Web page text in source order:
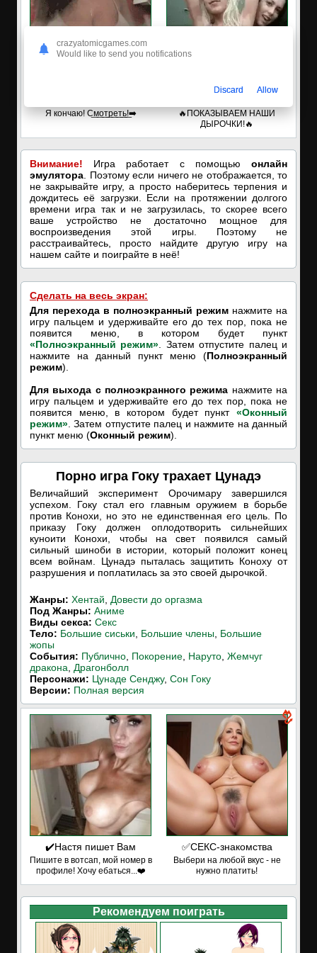
Я кончаю! С͟м͟о͟т͟р͟е͟т͟ь͟!➡️
🔥ПОКАЗЫВАЕМ НАШИ
ДЫРОЧКИ!🔥
Внимание! Игра работает с помощью онлайн
эмулятора . Поэтому если ничего не отображается, то
не закрывайте игру, а просто наберитесь терпения и
дождитесь её загрузки. Если на протяжении долгого
времени игра так и не загрузилась, то скорее всего
ваше устройство не достаточно мощное для
воспроизведения этой игры. Поэтому не
расстраивайтесь, просто найдите другую игру на
нашем сайте и поиграйте в неё!
Сделать на весь экран:
Для перехода в полноэкранный режим нажмите на
игру пальцем и удерживайте его до тех пор, пока не
появится меню, в котором будет пункт
«Полноэкранный режим» . Затем отпустите палец и
нажмите на данный пункт меню (Полноэкранный
режим).
Для выхода с полноэкранного режима нажмите на
игру пальцем и удерживайте его до тех пор, пока не
появится меню, в котором будет пункт «Оконный
режим» . Затем отпустите палец и нажмите на данный
пункт меню (Оконный режим).
Порно игра Гоку трахает Цунадэ
Величайший эксперимент Орочимару завершился
успехом. Гоку стал его главным оружием в борьбе
против Конохи, но это не единственная его цель. По
приказу Гоку должен оплодотворить сильнейших
куноити Конохи, чтобы на свет появился самый
сильный шиноби в истории, который положит конец
всем войнам. Цунадэ пыталась защитить Коноху от
разрушения и поплатилась за это своей дырочкой.
Жанры: Хентай
Довести до оргазма
Под Жанры: Аниме
Виды секса: Секс
Тело: Большие сиськи Большие члены Большие
жопы
События: Публично Покорение Наруто Жемчуг
дракона
Драгонболл
Персонажи: Цунаде Сенджу, Сон Гоку
Версии: Полная версия
✔️Настя пишет Вам
Пишите в вотсап, мой номер в
профиле! Хочу ебаться...❤️
✅СЕКС-знакомства
Выбери на любой вкус - не
нужно платить!
Рекомендуем поиграть
crazyatomicgames.com
Would like to send you notifications
Discard Allow